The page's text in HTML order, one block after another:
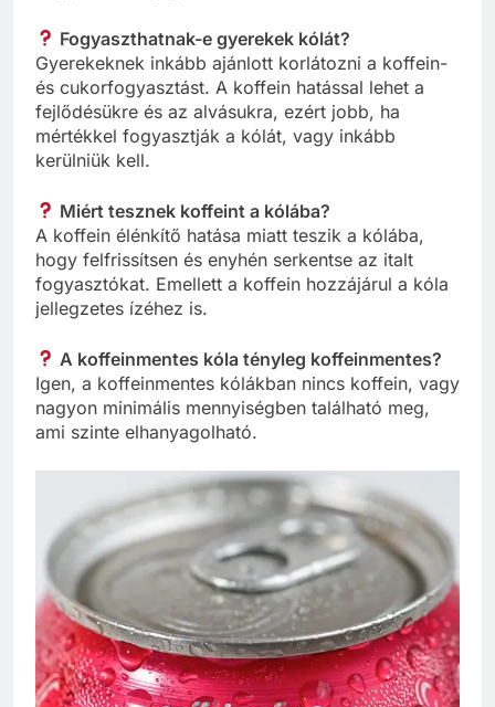
Fogyaszthatnak-e gyerekek kólát?
Gyerekeknek inkább ajánlott korlátozni a koffein-
és cukorfogyasztást. A koffein hatással lehet a
fejlődésükre és az alvásukra, ezért jobb, ha
mértékkel fogyasztják a kólát, vagy inkább
kerülniük kell.
Miért tesznek koffeint a kólába?
A koffein élénkítő hatása miatt teszik a kólába,
hogy felfrissítsen és enyhén serkentse az italt
fogyasztókat. Emellett a koffein hozzájárul a kóla
jellegzetes ízéhez is.
A koffeinmentes kóla tényleg koffeinmentes?
Igen, a koffeinmentes kólákban nincs koffein, vagy
nagyon minimális mennyiségben található meg,
ami szinte elhanyagolható.